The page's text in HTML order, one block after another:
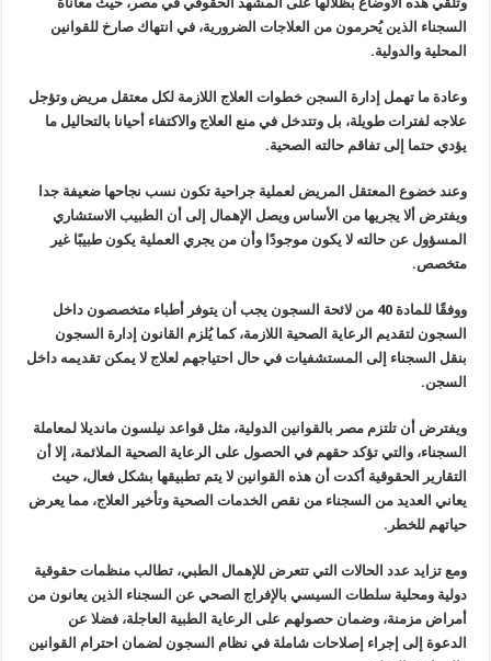
السجناء الذين يُحرمون من العلاجات الضرورية، في انتهاك صارخ للقوانين
المحلية والدولية.
وعادة ما تهمل إدارة السجن خطوات العلاج اللازمة لكل معتقل مريض وتؤجل
علاجه لفترات طويلة، بل وتتدخل في منع العلاج والاكتفاء أحيانا بالتحاليل ما
يؤدي حتما إلى تفاقم حالته الصحية.
وعند خضوع المعتقل المريض لعملية جراحية تكون نسب نجاحها ضعيفة جدا
ويفترض ألا يجريها من الأساس ويصل الإهمال إلى أن الطبيب الاستشاري
المسؤول عن حالته لا يكون موجودًا وأن من يجري العملية يكون طبيبًا غير
متخصص.
ووفقًا للمادة 40 من لائحة السجون يجب أن يتوفر أطباء متخصصون داخل
السجون لتقديم الرعاية الصحية اللازمة، كما يُلزم القانون إدارة السجون
بنقل السجناء إلى المستشفيات في حال احتياجهم لعلاج لا يمكن تقديمه داخل
السجن.
ويفترض أن تلتزم مصر بالقوانين الدولية، مثل قواعد نيلسون مانديلا لمعاملة
السجناء، والتي تؤكد حقهم في الحصول على الرعاية الصحية الملائمة، إلا أن
التقارير الحقوقية أكدت أن هذه القوانين لا يتم تطبيقها بشكل فعال، حيث
يعاني العديد من السجناء من نقص الخدمات الصحية وتأخير العلاج، مما يعرض
حياتهم للخطر .
ومع تزايد عدد الحالات التي تتعرض للإهمال الطبي، تطالب منظمات حقوقية
دولية ومحلية سلطات السيسي بالإفراج الصحي عن السجناء الذين يعانون من
أمراض مزمنة، وضمان حصولهم على الرعاية الطبية العاجلة، فضلا عن
الدعوة إلى إجراء إصلاحات شاملة في نظام السجون لضمان احترام القوانين